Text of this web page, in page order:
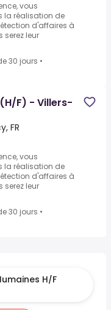
vous
la réalisation de
d'affaires à
serez leur
30 jours •
F) - Villers-
FR
vous
la réalisation de
d'affaires à
serez leur
30 jours •
H/F